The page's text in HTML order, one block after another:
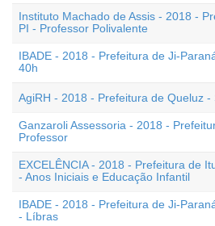
Instituto Machado de Assis - 2018 -
PI - Professor Polivalente
IBADE - 2018 - Prefeitura de Ji-
40h
AgiRH - 2018 - Prefeitura de Queluz -
Ganzaroli Assessoria - 2018 -
Professor
EXCELÊNCIA - 2018 - Prefeitura de
- Anos Iniciais e Educação Infantil
IBADE - 2018 - Prefeitura de Ji-
- Líbras